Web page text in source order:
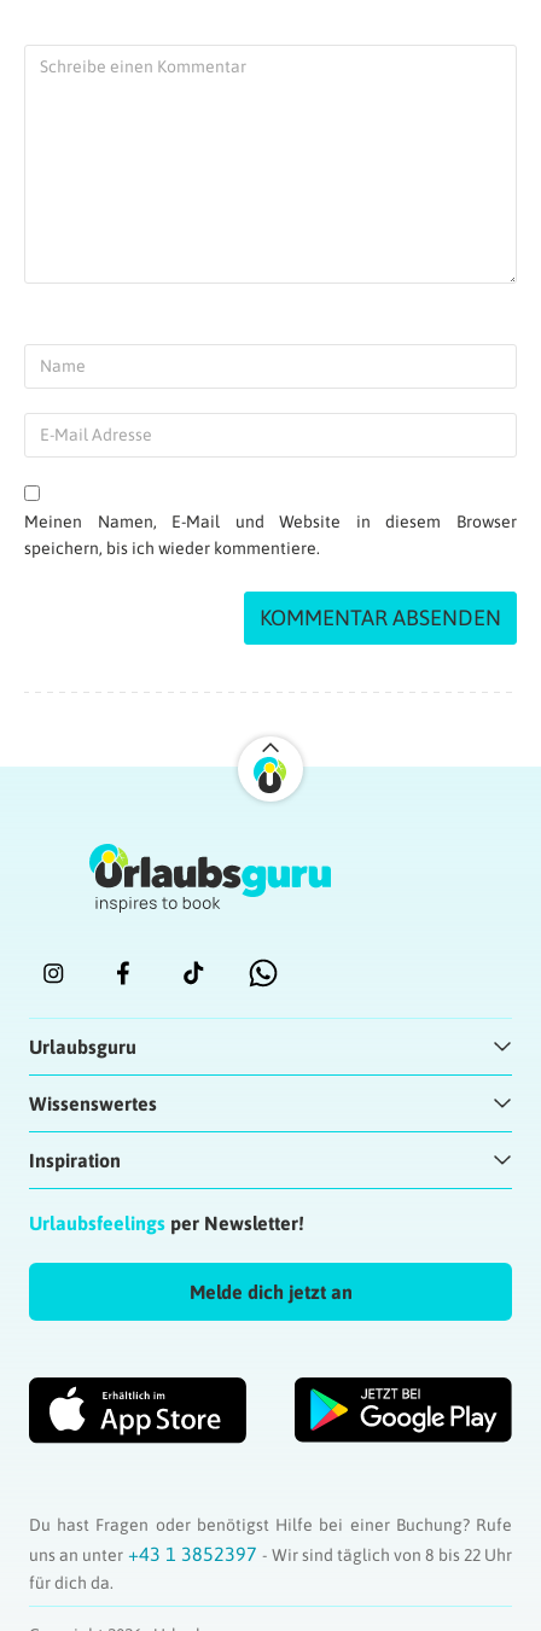
Meinen Namen, E-Mail und Website in diesem Browser
speichern, bis ich wieder kommentiere.
Urlaubsguru
Wissenswertes
Inspiration
Urlaubsfeelings per Newsletter!
Melde dich jetzt an
Du hast Fragen oder benötigst Hilfe bei einer Buchung? Rufe
uns an unter +43 1 3852397- Wir sind täglich von 8 bis 22 Uhr
für dich da.